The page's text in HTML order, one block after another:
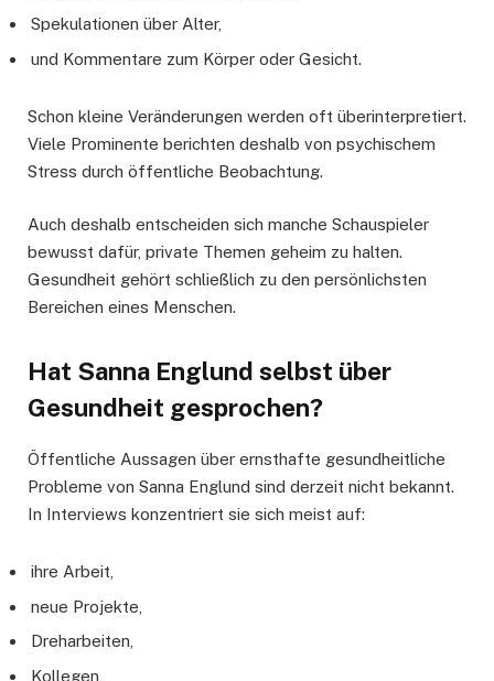
Spekulationen über Alter,
und Kommentare zum Körper oder Gesicht.
Schon kleine Veränderungen werden oft überinterpretiert.
Viele Prominente berichten deshalb von psychischem
Stress durch öffentliche Beobachtung.
Auch deshalb entscheiden sich manche Schauspieler
bewusst dafür, private Themen geheim zu halten.
Gesundheit gehört schließlich zu den persönlichsten
Bereichen eines Menschen.
Hat Sanna Englund selbst über
Gesundheit gesprochen?
Öffentliche Aussagen über ernsthafte gesundheitliche
Probleme von Sanna Englund sind derzeit nicht bekannt.
In Interviews konzentriert sie sich meist auf:
ihre Arbeit,
neue Projekte,
Dreharbeiten,
Kollegen,